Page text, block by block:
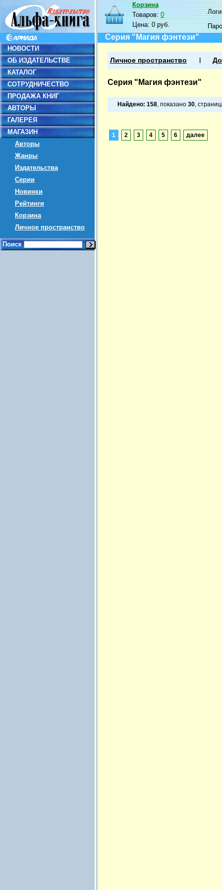
НОВОСТИ
ОБ ИЗДАТЕЛЬСТВЕ
КАТАЛОГ
СОТРУДНИЧЕСТВО
ПРОДАЖА КНИГ
АВТОРЫ
ГАЛЕРЕЯ
МАГАЗИН
Авторы
Жанры
Издательства
Серии
Новинки
Рейтинги
Корзина
Личное пространство
Поиск
Корзина
Товаров:0
Цена:0 руб.
Серия "Магия фэнтези"
Личное пространство
Серия "Магия фэнтези"
Найдено: 158, показано 30,
1 2 3 4 5 6 далее